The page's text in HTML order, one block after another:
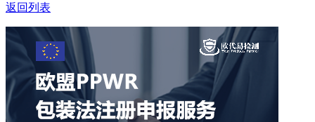
返回列表